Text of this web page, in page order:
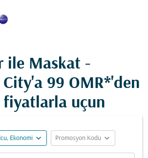
ile Maskat -
99 OMR*'den
fiyatlarla uçun
Ekonomi expand_more Promosyon Kodu expand_more